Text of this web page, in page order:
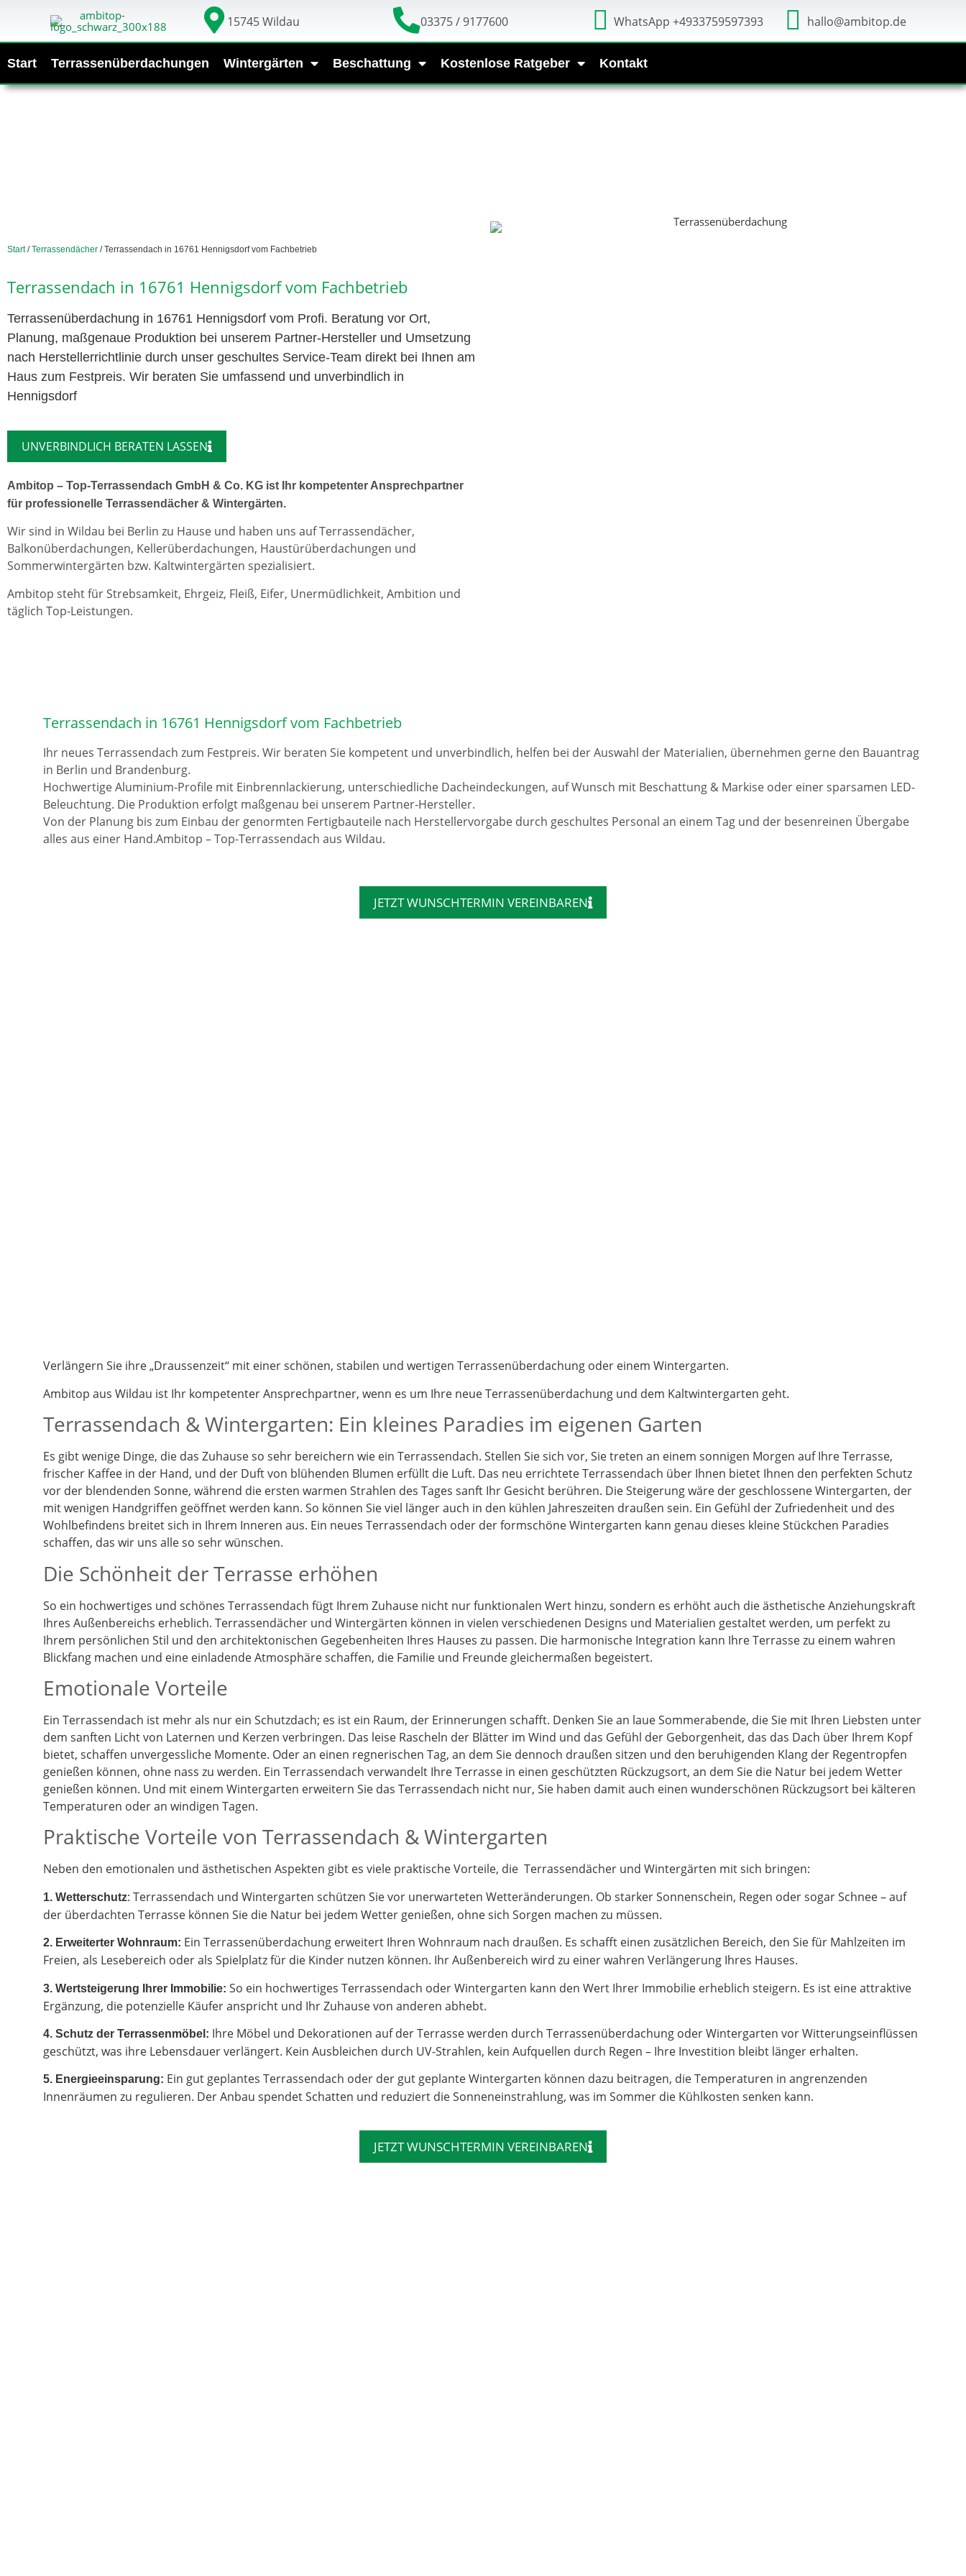
15745 Wildau 03375 / 9177600 WhatsApp +4933759597393 hallo@ambitop.de
Start Terrassenüberdachungen Wintergärten Beschattung Kostenlose Ratgeber Kontakt
Start/Terrassendächer / Terrassendach in 16761 Hennigsdorf vom Fachbetrieb
Terrassendach in 16761 Hennigsdorf vom Fachbetrieb
Terrassenüberdachung in 16761 Hennigsdorf vom Profi. Beratung vor Ort,
Planung, maßgenaue Produktion bei unserem Partner-Hersteller und Umsetzung
nach Herstellerrichtlinie durch unser geschultes Service-Team direkt bei Ihnen am
Haus zum Festpreis. Wir beraten Sie umfassend und unverbindlich in
Hennigsdorf
UNVERBINDLICH BERATEN LASSEN
Ambitop – Top-Terrassendach GmbH & Co. KG ist Ihr kompetenter Ansprechpartner
für professionelle Terrassendächer & Wintergärten.
Wir sind in Wildau bei Berlin zu Hause und haben uns auf Terrassendächer,
Balkonüberdachungen, Kellerüberdachungen, Haustürüberdachungen und
Sommerwintergärten bzw. Kaltwintergärten spezialisiert.
Ambitop steht für Strebsamkeit, Ehrgeiz, Fleiß, Eifer, Unermüdlichkeit, Ambition und
täglich Top-Leistungen.
Terrassendach in 16761 Hennigsdorf vom Fachbetrieb
Ihr neues Terrassendach zum Festpreis. Wir beraten Sie kompetent und unverbindlich, helfen bei der Auswahl der Materialien, übernehmen gerne den Bauantrag
in Berlin und Brandenburg.
Hochwertige Aluminium-Profile mit Einbrennlackierung, unterschiedliche Dacheindeckungen, auf Wunsch mit Beschattung & Markise oder einer sparsamen LED-
Beleuchtung. Die Produktion erfolgt maßgenau bei unserem Partner-Hersteller.
Von der Planung bis zum Einbau der genormten Fertigbauteile nach Herstellervorgabe durch geschultes Personal an einem Tag und der besenreinen Übergabe
alles aus einer Hand.Ambitop – Top-Terrassendach aus Wildau.
JETZT WUNSCHTERMIN VEREINBAREN
Verlängern Sie ihre „Draussenzeit“ mit einer schönen, stabilen und wertigen Terrassenüberdachung oder einem Wintergarten.
Ambitop aus Wildau ist Ihr kompetenter Ansprechpartner, wenn es um Ihre neue Terrassenüberdachung und dem Kaltwintergarten geht.
Terrassendach & Wintergarten: Ein kleines Paradies im eigenen Garten
Es gibt wenige Dinge, die das Zuhause so sehr bereichern wie ein Terrassendach. Stellen Sie sich vor, Sie treten an einem sonnigen Morgen auf Ihre Terrasse,
frischer Kaffee in der Hand, und der Duft von blühenden Blumen erfüllt die Luft. Das neu errichtete Terrassendach über Ihnen bietet Ihnen den perfekten Schutz
vor der blendenden Sonne, während die ersten warmen Strahlen des Tages sanft Ihr Gesicht berühren. Die Steigerung wäre der geschlossene Wintergarten, der
mit wenigen Handgriffen geöffnet werden kann. So können Sie viel länger auch in den kühlen Jahreszeiten draußen sein. Ein Gefühl der Zufriedenheit und des
Wohlbefindens breitet sich in Ihrem Inneren aus. Ein neues Terrassendach oder der formschöne Wintergarten kann genau dieses kleine Stückchen Paradies
schaffen, das wir uns alle so sehr wünschen.
Die Schönheit der Terrasse erhöhen
So ein hochwertiges und schönes Terrassendach fügt Ihrem Zuhause nicht nur funktionalen Wert hinzu, sondern es erhöht auch die ästhetische Anziehungskraft
Ihres Außenbereichs erheblich. Terrassendächer und Wintergärten können in vielen verschiedenen Designs und Materialien gestaltet werden, um perfekt zu
Ihrem persönlichen Stil und den architektonischen Gegebenheiten Ihres Hauses zu passen. Die harmonische Integration kann Ihre Terrasse zu einem wahren
Blickfang machen und eine einladende Atmosphäre schaffen, die Familie und Freunde gleichermaßen begeistert.
Emotionale Vorteile
Ein Terrassendach ist mehr als nur ein Schutzdach; es ist ein Raum, der Erinnerungen schafft. Denken Sie an laue Sommerabende, die Sie mit Ihren Liebsten unter
dem sanften Licht von Laternen und Kerzen verbringen. Das leise Rascheln der Blätter im Wind und das Gefühl der Geborgenheit, das das Dach über Ihrem Kopf
bietet, schaffen unvergessliche Momente. Oder an einen regnerischen Tag, an dem Sie dennoch draußen sitzen und den beruhigenden Klang der Regentropfen
genießen können, ohne nass zu werden. Ein Terrassendach verwandelt Ihre Terrasse in einen geschützten Rückzugsort, an dem Sie die Natur bei jedem Wetter
genießen können. Und mit einem Wintergarten erweitern Sie das Terrassendach nicht nur, Sie haben damit auch einen wunderschönen Rückzugsort bei kälteren
Temperaturen oder an windigen Tagen.
Praktische Vorteile von Terrassendach & Wintergarten
Neben den emotionalen und ästhetischen Aspekten gibt es viele praktische Vorteile, die Terrassendächer und Wintergärten mit sich bringen:
1. Wetterschutz: Terrassendach und Wintergarten schützen Sie vor unerwarteten Wetteränderungen. Ob starker Sonnenschein, Regen oder sogar Schnee – auf
der überdachten Terrasse können Sie die Natur bei jedem Wetter genießen, ohne sich Sorgen machen zu müssen.
2. Erweiterter Wohnraum: Ein Terrassenüberdachung erweitert Ihren Wohnraum nach draußen. Es schafft einen zusätzlichen Bereich, den Sie für Mahlzeiten im
Freien, als Lesebereich oder als Spielplatz für die Kinder nutzen können. Ihr Außenbereich wird zu einer wahren Verlängerung Ihres Hauses.
3. Wertsteigerung Ihrer Immobilie: So ein hochwertiges Terrassendach oder Wintergarten kann den Wert Ihrer Immobilie erheblich steigern. Es ist eine attraktive
Ergänzung, die potenzielle Käufer anspricht und Ihr Zuhause von anderen abhebt.
4. Schutz der Terrassenmöbel: Ihre Möbel und Dekorationen auf der Terrasse werden durch Terrassenüberdachung oder Wintergarten vor Witterungseinflüssen
geschützt, was ihre Lebensdauer verlängert. Kein Ausbleichen durch UV-Strahlen, kein Aufquellen durch Regen – Ihre Investition bleibt länger erhalten.
5. Energieeinsparung: Ein gut geplantes Terrassendach oder der gut geplante Wintergarten können dazu beitragen, die Temperaturen in angrenzenden
Innenräumen zu regulieren. Der Anbau spendet Schatten und reduziert die Sonneneinstrahlung, was im Sommer die Kühlkosten senken kann.
JETZT WUNSCHTERMIN VEREINBAREN